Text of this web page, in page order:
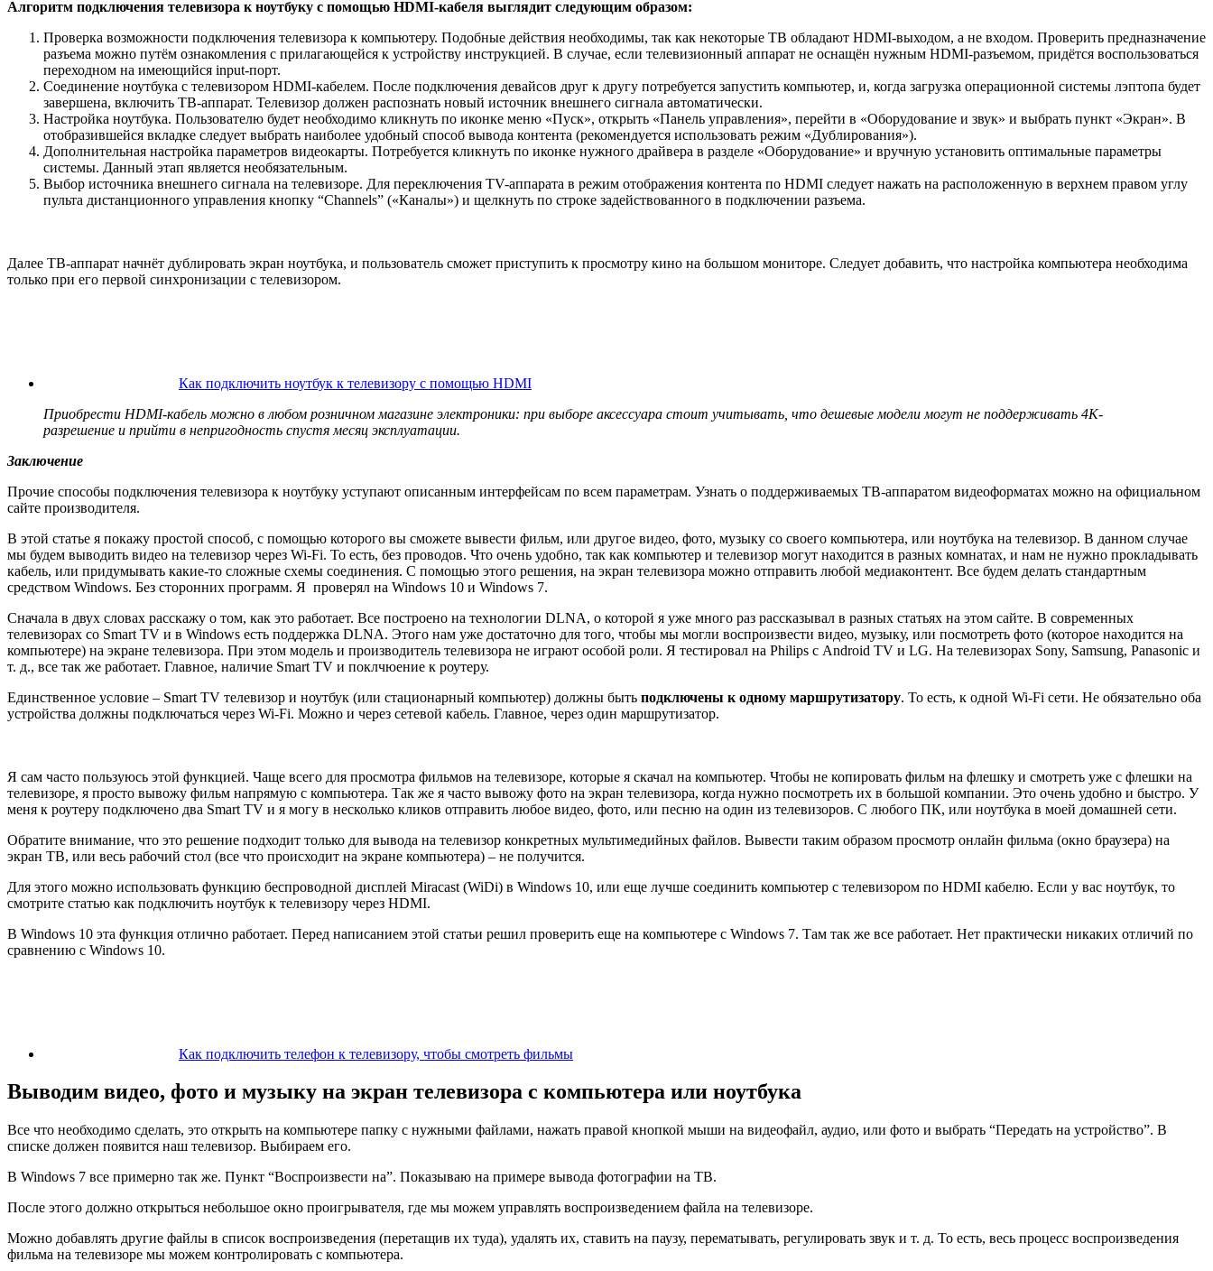
Алгоритм подключения телевизора к ноутбуку с помощью HDMI-кабеля выглядит следующим образом:
Проверка возможности подключения телевизора к компьютеру. Подобные действия необходимы, так как некоторые TB обладают HDMI-выходом, а не входом. Проверить предназначение
разъема можно путём ознакомления с прилагающейся к устройству инструкцией. В случае, если телевизионный аппарат не оснащён нужным HDMI-разъемом, придётся воспользоваться
переходном на имеющийся input-порт.
Соединение ноутбука с телевизором HDMI-кабелем. После подключения девайсов друг к другу потребуется запустить компьютер, и, когда загрузка операционной системы лэптопа будет
завершена, включить TB-аппарат. Телевизор должен распознать новый источник внешнего сигнала автоматически.
Настройка ноутбука. Пользователю будет необходимо кликнуть по иконке меню «Пуск», открыть «Панель управления», перейти в «Оборудование и звук» и выбрать пункт «Экран». В
отобразившейся вкладке следует выбрать наиболее удобный способ вывода контента (рекомендуется использовать режим «Дублирования»).
Дополнительная настройка параметров видеокарты. Потребуется кликнуть по иконке нужного драйвера в разделе «Оборудование» и вручную установить оптимальные параметры
системы. Данный этап является необязательным.
Выбор источника внешнего сигнала на телевизоре. Для переключения TV-аппарата в режим отображения контента по HDMI следует нажать на расположенную в верхнем правом углу
пульта дистанционного управления кнопку “Channels” («Каналы») и щелкнуть по строке задействованного в подключении разъема.
Далее ТВ-аппарат начнёт дублировать экран ноутбука, и пользователь сможет приступить к просмотру кино на большом мониторе. Следует добавить, что настройка компьютера необходима
только при его первой синхронизации с телевизором.
Как подключить ноутбук к телевизору с помощью HDMI
Приобрести HDMI-кабель можно в любом розничном магазине электроники: при выборе аксессуара стоит учитывать, что дешевые модели могут не поддерживать 4К-
разрешение и прийти в непригодность спустя месяц эксплуатации.
Заключение
Прочие способы подключения телевизора к ноутбуку уступают описанным интерфейсам по всем параметрам. Узнать о поддерживаемых TB-аппаратом видеоформатах можно на официальном
сайте производителя.
В этой статье я покажу простой способ, с помощью которого вы сможете вывести фильм, или другое видео, фото, музыку со своего компьютера, или ноутбука на телевизор. В данном случае
мы будем выводить видео на телевизор через Wi-Fi. То есть, без проводов. Что очень удобно, так как компьютер и телевизор могут находится в разных комнатах, и нам не нужно прокладывать
кабель, или придумывать какие-то сложные схемы соединения. С помощью этого решения, на экран телевизора можно отправить любой медиаконтент. Все будем делать стандартным
средством Windows. Без сторонних программ. Я проверял на Windows 10 и Windows 7.
Сначала в двух словах расскажу о том, как это работает. Все построено на технологии DLNA, о которой я уже много раз рассказывал в разных статьях на этом сайте. В современных
телевизорах со Smart TV и в Windows есть поддержка DLNA. Этого нам уже достаточно для того, чтобы мы могли воспроизвести видео, музыку, или посмотреть фото (которое находится на
компьютере) на экране телевизора. При этом модель и производитель телевизора не играют особой роли. Я тестировал на Philips с Android TV и LG. На телевизорах Sony, Samsung, Panasonic и
т. д., все так же работает. Главное, наличие Smart TV и поклчюение к роутеру.
Единственное условие – Smart TV телевизор и ноутбук (или стационарный компьютер) должны быть подключены к одному маршрутизатору. То есть, к одной Wi-Fi сети. Не обязательно оба
устройства должны подключаться через Wi-Fi. Можно и через сетевой кабель. Главное, через один маршрутизатор.
Я сам часто пользуюсь этой функцией. Чаще всего для просмотра фильмов на телевизоре, которые я скачал на компьютер. Чтобы не копировать фильм на флешку и смотреть уже с флешки на
телевизоре, я просто вывожу фильм напрямую с компьютера. Так же я часто вывожу фото на экран телевизора, когда нужно посмотреть их в большой компании. Это очень удобно и быстро. У
меня к роутеру подключено два Smart TV и я могу в несколько кликов отправить любое видео, фото, или песню на один из телевизоров. С любого ПК, или ноутбука в моей домашней сети.
Обратите внимание, что это решение подходит только для вывода на телевизор конкретных мультимедийных файлов. Вывести таким образом просмотр онлайн фильма (окно браузера) на
экран ТВ, или весь рабочий стол (все что происходит на экране компьютера) – не получится.
Для этого можно использовать функцию беспроводной дисплей Miracast (WiDi) в Windows 10, или еще лучше соединить компьютер с телевизором по HDMI кабелю. Если у вас ноутбук, то
смотрите статью как подключить ноутбук к телевизору через HDMI.
В Windows 10 эта функция отлично работает. Перед написанием этой статьи решил проверить еще на компьютере с Windows 7. Там так же все работает. Нет практически никаких отличий по
сравнению с Windows 10.
Как подключить телефон к телевизору, чтобы смотреть фильмы
Выводим видео, фото и музыку на экран телевизора с компьютера или ноутбука
Все что необходимо сделать, это открыть на компьютере папку с нужными файлами, нажать правой кнопкой мыши на видеофайл, аудио, или фото и выбрать “Передать на устройство”. В
списке должен появится наш телевизор. Выбираем его.
В Windows 7 все примерно так же. Пункт “Воспроизвести на”. Показываю на примере вывода фотографии на ТВ.
После этого должно открыться небольшое окно проигрывателя, где мы можем управлять воспроизведением файла на телевизоре.
Можно добавлять другие файлы в список воспроизведения (перетащив их туда), удалять их, ставить на паузу, перематывать, регулировать звук и т. д. То есть, весь процесс воспроизведения
фильма на телевизоре мы можем контролировать с компьютера.